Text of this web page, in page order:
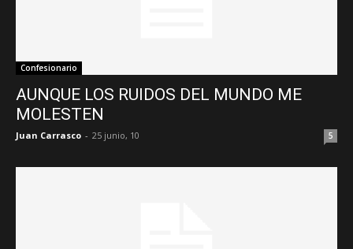
Confesionario
AUNQUE LOS RUIDOS DEL MUNDO ME
MOLESTEN
Juan Carrasco - 25 junio, 10 5